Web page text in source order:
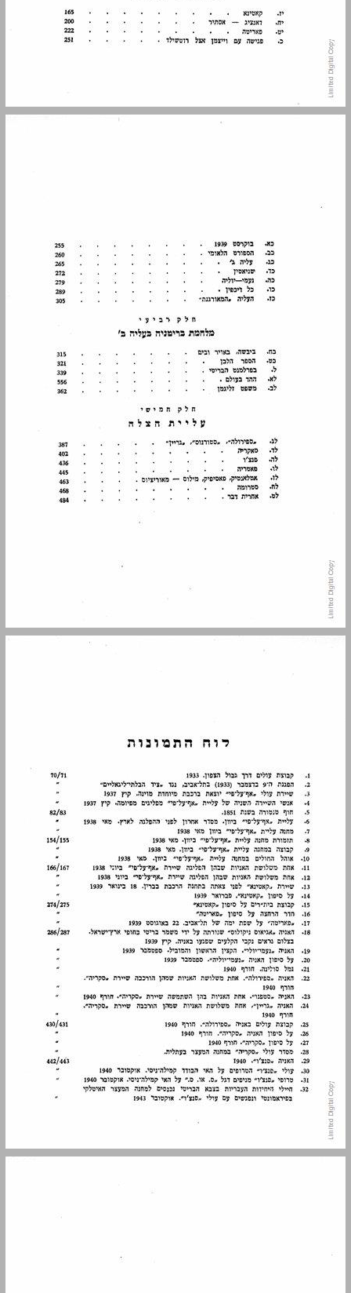
חלק ראשון אוואנטוריזם ... 11
פרק ראשון תקופת בראשית ... 13